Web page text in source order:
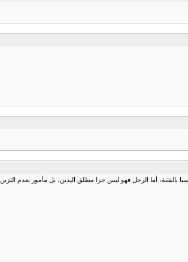
أما الرجل فهو ليس حرا مطلق اليدين، بل مأمور بعدم التزين